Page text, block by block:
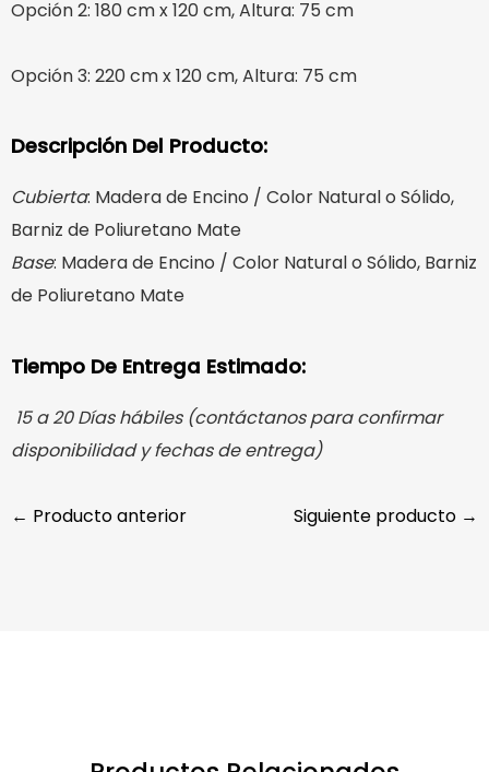
Opción 2: 180 cm x 120 cm, Altura: 75 cm
Opción 3: 220 cm x 120 cm, Altura: 75 cm
Descripción Del Producto:
Cubierta: Madera de Encino / Color Natural o Sólido,
Barniz de Poliuretano Mate
Base: Madera de Encino / Color Natural o Sólido, Barniz
de Poliuretano Mate
Tiempo De Entrega Estimado:
15 a 20 Días hábiles (contáctanos para confirmar
disponibilidad y fechas de entrega)
← Producto anterior Siguiente producto →